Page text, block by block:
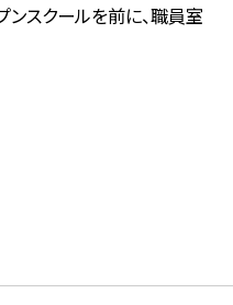
ンスクールを前に、職員室